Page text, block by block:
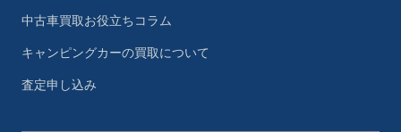
中古車買取お役立ちコラム
キャンピングカーの買取について
査定申し込み